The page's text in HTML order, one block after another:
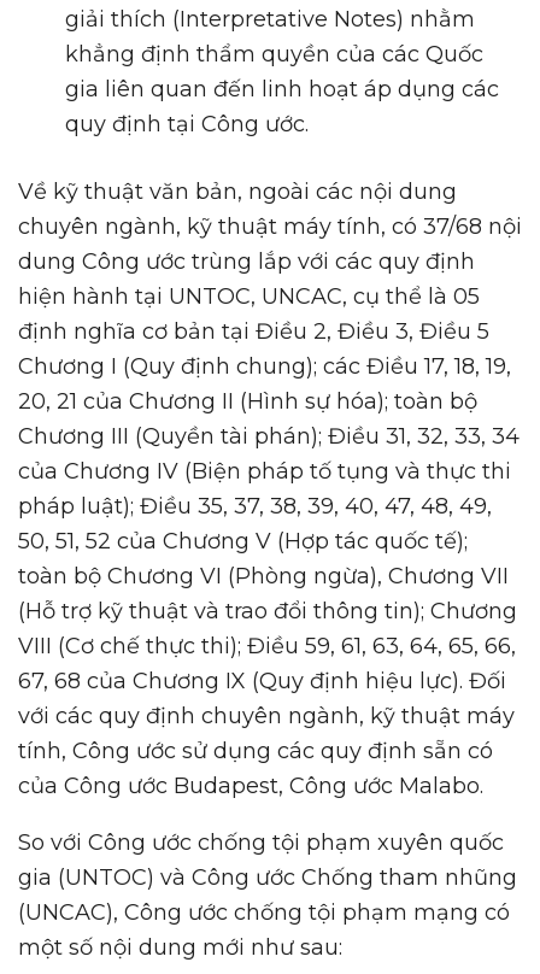
giải thích (Interpretative Notes) nhằm
khẳng định thẩm quyền của các Quốc
gia liên quan đến linh hoạt áp dụng các
quy định tại Công ước.
Về kỹ thuật văn bản, ngoài các nội dung
chuyên ngành, kỹ thuật máy tính, có 37/68 nội
dung Công ước trùng lắp với các quy định
hiện hành tại UNTOC, UNCAC, cụ thể là 05
định nghĩa cơ bản tại Điều 2, Điều 3, Điều 5
Chương I (Quy định chung); các Điều 17, 18, 19,
20, 21 của Chương II (Hình sự hóa); toàn bộ
Chương III (Quyền tài phán); Điều 31, 32, 33, 34
của Chương IV (Biện pháp tố tụng và thực thi
pháp luật); Điều 35, 37, 38, 39, 40, 47, 48, 49,
50, 51, 52 của Chương V (Hợp tác quốc tế);
toàn bộ Chương VI (Phòng ngừa), Chương VII
(Hỗ trợ kỹ thuật và trao đổi thông tin); Chương
VIII (Cơ chế thực thi); Điều 59, 61, 63, 64, 65, 66,
67, 68 của Chương IX (Quy định hiệu lực). Đối
với các quy định chuyên ngành, kỹ thuật máy
tính, Công ước sử dụng các quy định sẵn có
của Công ước Budapest, Công ước Malabo.
So với Công ước chống tội phạm xuyên quốc
gia (UNTOC) và Công ước Chống tham nhũng
(UNCAC), Công ước chống tội phạm mạng có
một số nội dung mới như sau: